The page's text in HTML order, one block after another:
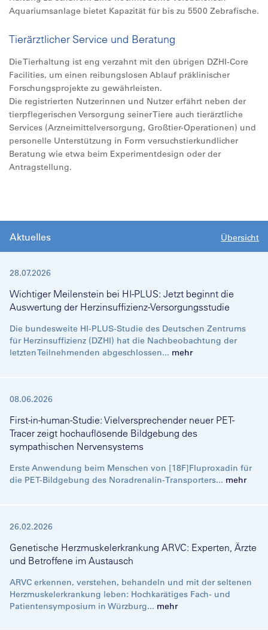
Aquariumsanlage bietet Kapazität für bis zu 5500 Zebrafische.
Tierärztlicher Service und Beratung
Die Tierhaltung ist eng verzahnt mit den übrigen DZHI-Core
Facilities, um einen reibungslosen Ablauf präklinischer
Forschungsprojekte zu gewährleisten.
Die registrierten Nutzerinnen und Nutzer erfährt neben der
tierpflegerischen Versorgung seiner Tiere auch tierärztliche
Services (Arzneimittelversorgung, Großtier-Operationen) und
personelle Unterstützung in Form versuchstierkundlicher
Beratung wie etwa beim Experimentdesign oder der
Antragstellung.
Aktuelles Übersicht
28.07.2026
Wichtiger Meilenstein bei HI-PLUS: Jetzt beginnt die
Auswertung der Herzinsuffizienz-Versorgungsstudie
Die bundesweite HI-PLUS-Studie des Deutschen Zentrums
für Herzinsuffizienz (DZHI) hat die Nachbeobachtung der
letzten Teilnehmenden abgeschlossen... mehr
08.06.2026
First-in-human-Studie: Vielversprechender neuer PET-
Tracer zeigt hochauflösende Bildgebung des
sympathischen Nervensystems
Erste Anwendung beim Menschen von [18F]Fluproxadin für
die PET-Bildgebung des Noradrenalin-Transporters... mehr
26.02.2026
Genetische Herzmuskelerkrankung ARVC: Experten, Ärzte
und Betroffene im Austausch
ARVC erkennen, verstehen, behandeln und mit der seltenen
Herzmuskelerkrankung leben: Hochkarätiges Fach- und
Patientensymposium in Würzburg... mehr